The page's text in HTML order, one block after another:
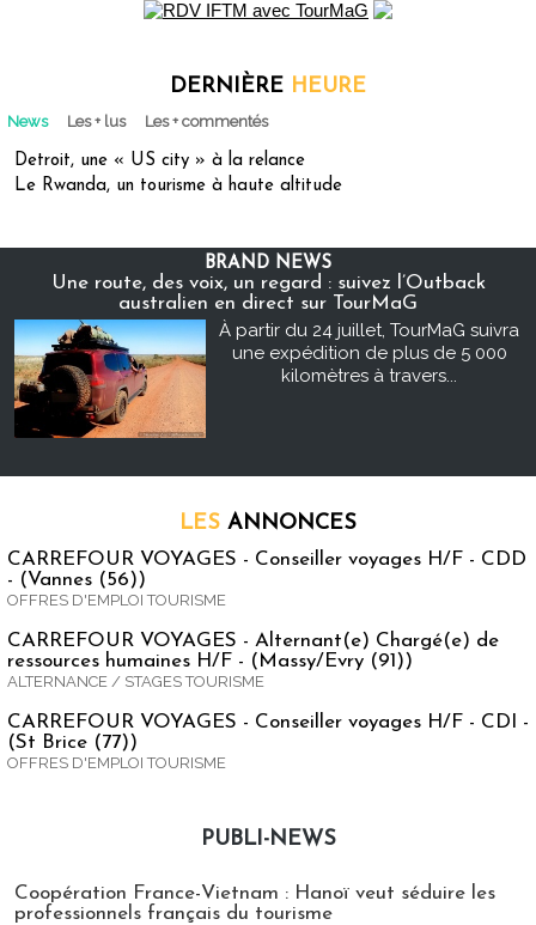
DERNIÈRE HEURE
News Les + lus Les + commentés
Detroit, une « US city » à la relance
Le Rwanda, un tourisme à haute altitude
BRAND NEWS
Une route, des voix, un regard : suivez l’Outback
australien en direct sur TourMaG
À partir du 24 juillet, TourMaG suivra
une expédition de plus de 5 000
kilomètres à travers...
LES ANNONCES
CARREFOUR VOYAGES - Conseiller voyages H/F - CDD
- (Vannes (56))
OFFRES D'EMPLOI TOURISME
CARREFOUR VOYAGES - Alternant(e) Chargé(e) de
ressources humaines H/F - (Massy/Evry (91))
ALTERNANCE / STAGES TOURISME
CARREFOUR VOYAGES - Conseiller voyages H/F - CDI -
(St Brice (77))
OFFRES D'EMPLOI TOURISME
PUBLI-NEWS
Coopération France-Vietnam : Hanoï veut séduire les
professionnels français du tourisme